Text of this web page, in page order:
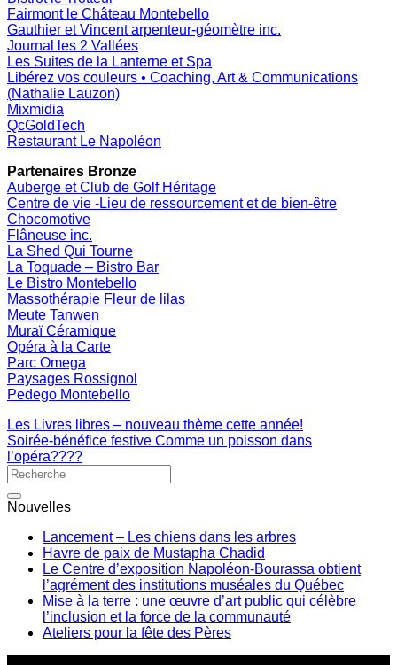
Fairmont le Château Montebello
Gauthier et Vincent arpenteur-géomètre inc.
Journal les 2 Vallées
Les Suites de la Lanterne et Spa
Libérez vos couleurs • Coaching, Art & Communications
(Nathalie Lauzon)
Mixmidia
QcGoldTech
Restaurant Le Napoléon
Partenaires Bronze
Auberge et Club de Golf Héritage
Centre de vie -Lieu de ressourcement et de bien-être
Chocomotive
Flâneuse inc.
La Shed Qui Tourne
La Toquade – Bistro Bar
Le Bistro Montebello
Massothérapie Fleur de lilas
Meute Tanwen
Muraï Céramique
Opéra à la Carte
Parc Omega
Paysages Rossignol
Pedego Montebello
Les Livres libres – nouveau thème cette année!
Soirée-bénéfice festive Comme un poisson dans
l’opéra????
Nouvelles
Lancement – Les chiens dans les arbres
Havre de paix de Mustapha Chadid
Le Centre d’exposition Napoléon-Bourassa obtient
l’agrément des institutions muséales du Québec
Mise à la terre : une œuvre d’art public qui célèbre
l’inclusion et la force de la communauté
Ateliers pour la fête des Pères